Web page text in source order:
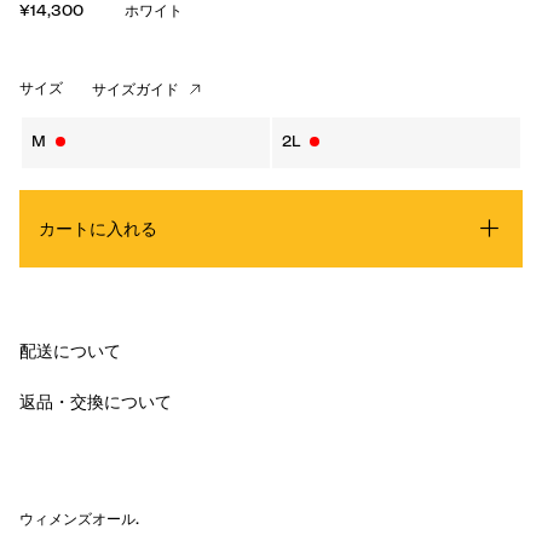
¥14,300 ホワイト
サイズ サイズガイド
M 2L
カートに入れる
配送について
返品・交換について
ウィメンズオール.